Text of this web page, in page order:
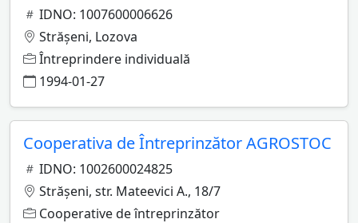
IDNO: 1007600006626
Străşeni, Lozova
Întreprindere individuală
1994-01-27
Cooperativa de Întreprinzător AGROSTOC
IDNO: 1002600024825
Străşeni, str. Mateevici A., 18/7
Cooperative de întreprinzător